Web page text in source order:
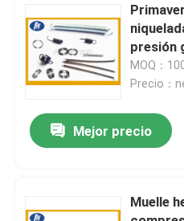
Éntrenos en contacto con
Pida una cita
Primavera espiral de acero
Primavera espiral de la
presión
MOQ：
Precio：
Mejor precio
Muelle